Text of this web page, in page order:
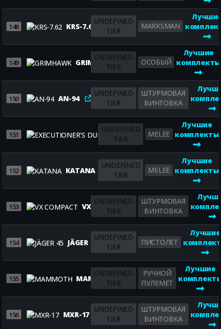
148 KRS-7.62
UNDEFINED
TIER
MARKSMAN
149 GRIMHAWK
UNDEFINED
TIER
ОСОБЫЙ
Лучшие
комплекты
150 AN-94
UNDEFINED
TIER
ШТУРМОВАЯ
ВИНТОВКА
151 EXECUTIONER'S DUET
UNDEFINED
TIER
MELEE
Лучшие
комплекты
152 KATANA
UNDEFINED
TIER
MELEE
Лучшие
комплекты
153 VX COMPACT
UNDEFINED
TIER
ШТУРМОВАЯ
ВИНТОВКА
154 JÄGER 45
UNDEFINED
TIER
ПИСТОЛЕТ
Лучшие
155 MAMMOTH
UNDEFINED
TIER
РУЧНОЙ
ПУЛЕМЕТ
Лучшие
156 MXR-17
UNDEFINED
TIER
ШТУРМОВАЯ
ВИНТОВКА